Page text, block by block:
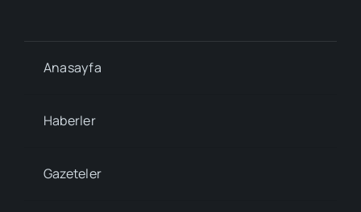
Anasayfa
Haberler
Gazeteler